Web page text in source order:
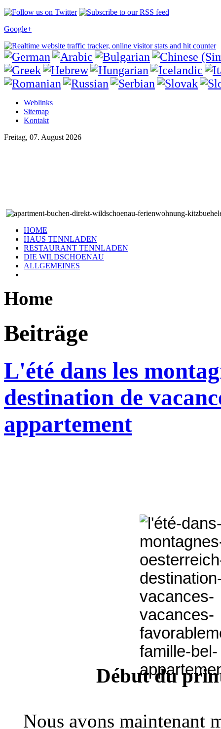
Google+
Weblinks
Sitemap
Kontakt
Freitag, 07. August 2026
HOME
HAUS TENNLADEN
RESTAURANT TENNLADEN
DIE WILDSCHOENAU
ALLGEMEINES
Home
Beiträge
L'été dans les
destination de
appartement
Début du
Nous avons maintenant